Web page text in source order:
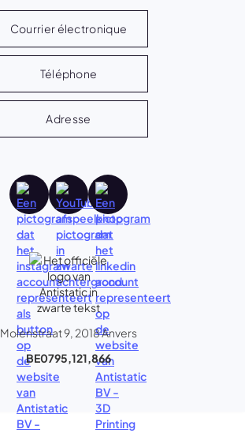
Courrier électronique
Téléphone
Adresse
Molenstraat 9, 2018 Anvers
BE0795,121,866